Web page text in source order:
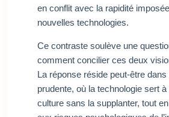
en conflit avec la rapidité
nouvelles technologies.
Ce contraste soulève une
comment concilier ces deux
La réponse réside peut-être
prudente, où la technologie sert
culture sans la supplanter, tout